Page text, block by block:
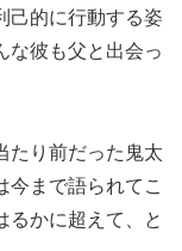
己的に行動する姿
な彼も父と出会っ
たり前だった鬼太
今まで語られてこ
るかに超えて、と